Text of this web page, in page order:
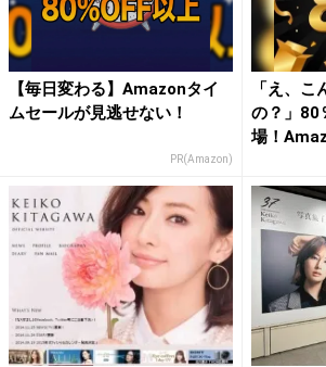
【毎日変わる】Amazonタイ
ムセールが見逃せない！
PR(Amazon)
「え、
の？」80
場！